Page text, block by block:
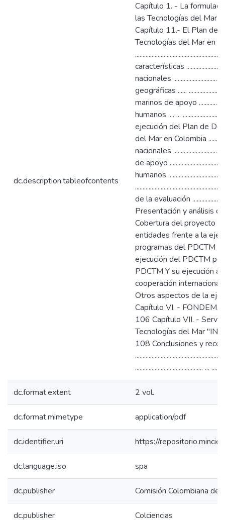
dc.description.tableofcontents
Capítulo 1. - La
las Tecnologías del Mar en
Capítulo 11.- El Plan de
Tecnologías del Mar en
características
nacionales
geográficas ......
marinos de apoyo
humanos .... ...
ejecución del Plan de
del Mar en Colombia
nacionales
de apoyo
humanos
de la evaluación
Presentación y análisis de
Cobertura del proyecto
entidades frente a la
programas del PDCTM y
ejecución del PDCTM por
PDCTM Y su ejecución a
cooperación internacional
Otros aspectos de la
Capítulo VI. - FONDEMAR
106 Capítulo VII. -
Tecnologías del Mar
108 Conclusiones y
............................................. ...
dc.format.extent 2 vol.
dc.format.mimetype application/pdf
dc.identifier.uri https://
dc.language.iso spa
dc.publisher Comisión Colombiana de
dc.publisher Colciencias